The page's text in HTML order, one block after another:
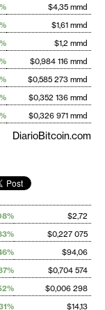
$4,35 mmd
$1,61 mmd
$1,2 mmd
$0,984 116 mmd
$0,585 273 mmd
$0,352 136 mmd
$0,326 971 mmd
DiarioBitcoin.com
$2,72
$0,227 075
$94,06
$0,704 574
$0,006 298
$14,13